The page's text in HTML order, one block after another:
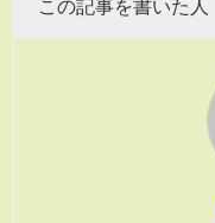
この記事を書いた人